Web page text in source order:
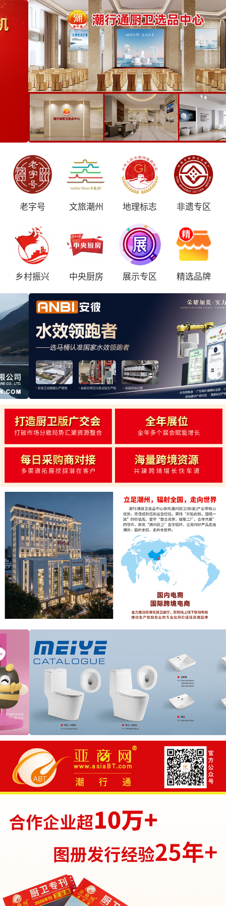
老字号 文旅潮州 地理标志 非遗专区
乡村振兴 中央厨房 展示专区 精选品牌